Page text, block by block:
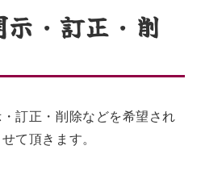
・訂正・削
訂正・削除などを希望され
て頂きます。